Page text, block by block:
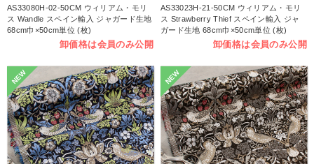
AS33080H-02-50CM ウィリアム・モリ
ス Wandle スペイン輸入 ジャガード生地
68cm巾×50cm単位 (枚)
卸価格は会員のみ公開
AS33023H-21-50CM ウィリアム・モリ
ス Strawberry Thief スペイン輸入 ジャ
ガード生地 68cm巾×50cm単位 (枚)
卸価格は会員のみ公開
NEW NEW